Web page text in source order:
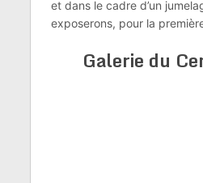
et dans le cadre d’un
exposerons, pour la
Galerie du